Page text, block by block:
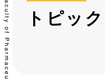
トピッ